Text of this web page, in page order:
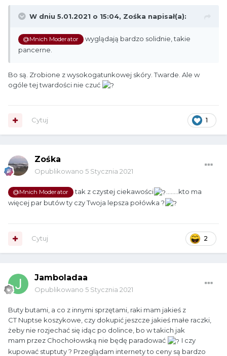
W dniu 5.01.2021 o 15:04, Zośka napisał(a):
@Mnich Moderator
wyglądają bardzo solidnie, takie
pancerne.
Bo są. Zrobione z wysokogatunkowej skóry. Twarde. Ale w
ogóle tej twardości nie czuć
1
Cytuj
Zośka
Opublikowano 5 Stycznia 2021
@Mnich Moderator tak z czystej ciekawości
........kto ma
więcej par butów ty czy Twoja lepsza połówka ?
2
Cytuj
Jamboladaa
Opublikowano 5 Stycznia 2021
Buty butami, a co z innymi sprzętami, raki mam jakieś z
CTNuptse koszykowe, czy dokupić jeszcze jakieś małe raczki,
żeby nie rozjechać się idąc po dolince, bo w takich jak
mam przez Chochołowską nie będę paradować
I czy
kupować stuptuty ? Przeglądam internety to ceny są bardzo